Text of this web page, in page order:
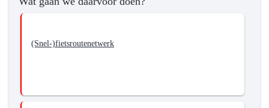
(Snel-)fietsroutenetwerk